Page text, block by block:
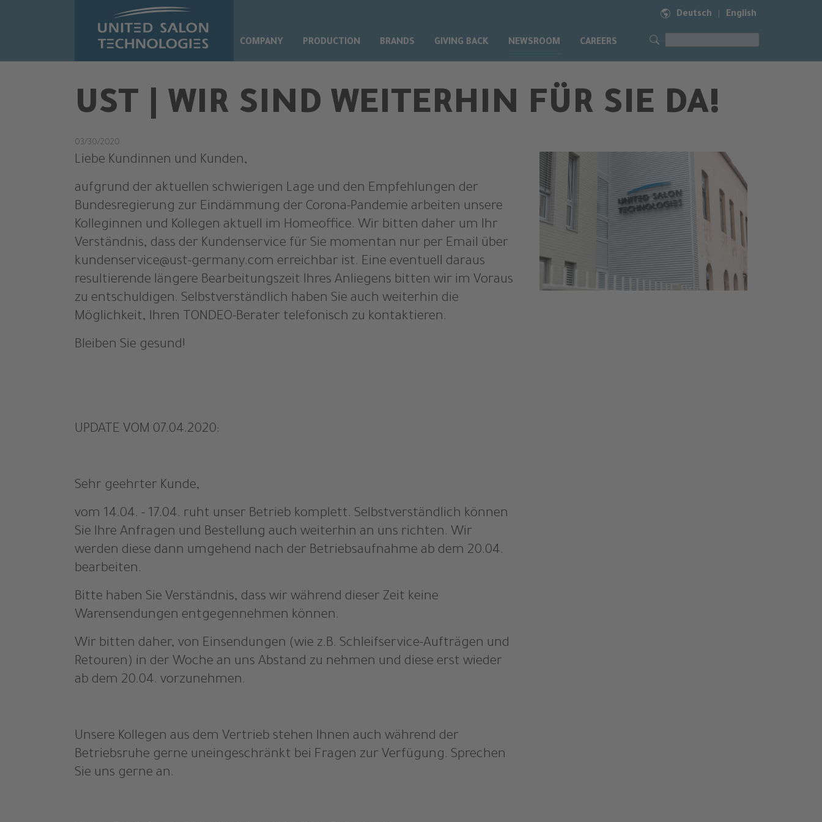
Skip to main content
COMPANY PRODUCTION BRANDS GIVING BACK NEWSROOM CAREERS
Deutsch English
UST | WIR SIND WEITERHIN FÜR SIE DA!
03/30/2020
Liebe Kundinnen und Kunden,
aufgrund der aktuellen schwierigen Lage und den Empfehlungen der
Bundesregierung zur Eindämmung der Corona-Pandemie arbeiten unsere
Kolleginnen und Kollegen aktuell im Homeoffice. Wir bitten daher um Ihr
Verständnis, dass der Kundenservice für Sie momentan nur per Email über
kundenservice@ust-germany.com erreichbar ist. Eine eventuell daraus
resultierende längere Bearbeitungszeit Ihres Anliegens bitten wir im Voraus
zu entschuldigen. Selbstverständlich haben Sie auch weiterhin die
Möglichkeit, Ihren TONDEO-Berater telefonisch zu kontaktieren.
Bleiben Sie gesund!
UPDATE VOM 07.04.2020:
Sehr geehrter Kunde,
vom 14.04. - 17.04. ruht unser Betrieb komplett. Selbstverständlich können
Sie Ihre Anfragen und Bestellung auch weiterhin an uns richten. Wir
werden diese dann umgehend nach der Betriebsaufnahme ab dem 20.04.
bearbeiten.
Bitte haben Sie Verständnis, dass wir während dieser Zeit keine
Warensendungen entgegennehmen können.
Wir bitten daher, von Einsendungen (wie z.B. Schleifservice-Aufträgen und
Retouren) in der Woche an uns Abstand zu nehmen und diese erst wieder
ab dem 20.04. vorzunehmen.
Unsere Kollegen aus dem Vertrieb stehen Ihnen auch während der
Betriebsruhe gerne uneingeschränkt bei Fragen zur Verfügung. Sprechen
Sie uns gerne an.